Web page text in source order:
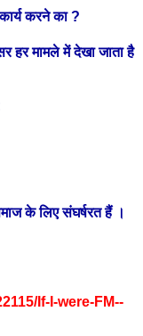
करने का ?
हर मामले में देखा जाता है
के लिए संघर्षरत हैं ।
If-I-were-FM--